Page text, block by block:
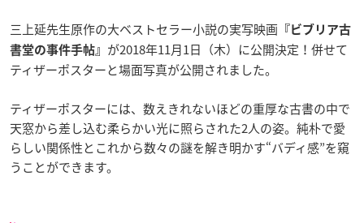
三上延先生原作の大ベストセラー小説の実写映画 『 ビブリア古
書堂の事件手帖 』 が2018年11月1日（木）に公開決定！併せて
ティザーポスターと場面写真が公開されました。
ティザーポスターには、数えきれないほどの重厚な古書の中で
天窓から差し込む柔らかい光に照らされた2人の姿。純朴で愛
らしい関係性とこれから数々の謎を解き明かす“バディ感”を窺
うことができます。